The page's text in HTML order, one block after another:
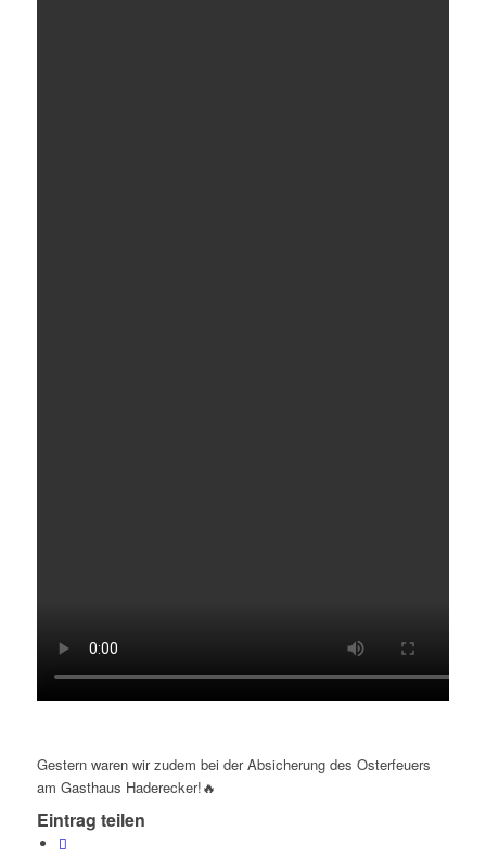
Gestern waren wir zudem bei der Absicherung des Osterfeuers
am Gasthaus Haderecker!🔥
Eintrag teilen